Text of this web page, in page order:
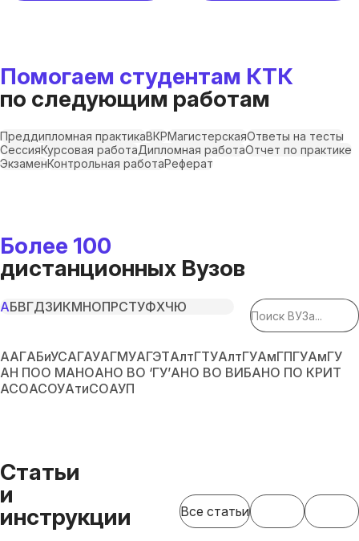
Помогаем студентам КТК
по следующим работам
Преддипломная практикаВКРМагистерскаяОтветы на тесты
СессияКурсовая работаДипломная работаОтчет по практике
ЭкзаменКонтрольная работаРеферат
Более 100
дистанционных Вузов
АБВГДЗИКМНОПРСТУФХЧЮ
ААГАБиУСАГАУАГМУАГЭТАлтГТУАлтГУАмГПГУАмГУ
АН ПОО МАНОАНО ВО ‘ГУ’АНО ВО ВИБАНО ПО КРИТ
АСОАСОУАтиСОАУП
Статьи
и
инструкции
Все статьи